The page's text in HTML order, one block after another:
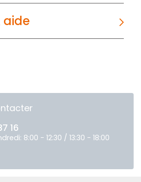
16
8:00 - 12:30 / 13:30 - 18:00